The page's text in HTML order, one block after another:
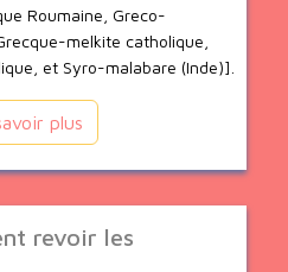
Roumaine, Greco-
melkite catholique,
et Syro-malabare (Inde)].
plus
revoir les